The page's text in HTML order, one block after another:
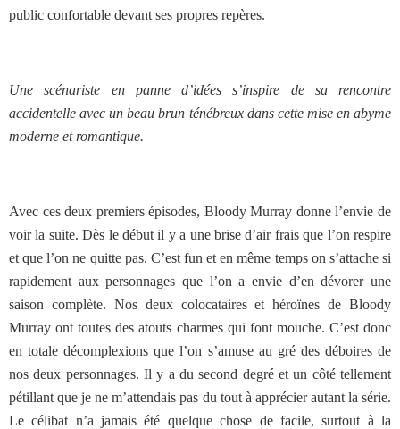
public confortable devant ses propres repères.
Une scénariste en panne d’idées s’inspire de sa rencontre
accidentelle avec un beau brun ténébreux dans cette mise en abyme
moderne et romantique.
Avec ces deux premiers épisodes, Bloody Murray donne l’envie de
voir la suite. Dès le début il y a une brise d’air frais que l’on respire
et que l’on ne quitte pas. C’est fun et en même temps on s’attache si
rapidement aux personnages que l’on a envie d’en dévorer une
saison complète. Nos deux colocataires et héroïnes de Bloody
Murray ont toutes des atouts charmes qui font mouche. C’est donc
en totale décomplexions que l’on s’amuse au gré des déboires de
nos deux personnages. Il y a du second degré et un côté tellement
pétillant que je ne m’attendais pas du tout à apprécier autant la série.
Le célibat n’a jamais été quelque chose de facile, surtout à la